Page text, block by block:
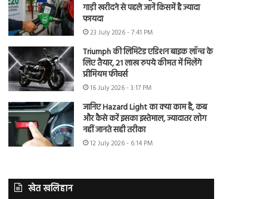
गाड़ी खरीदने से पहले जानें किसमें है ज्यादा
फायदा
23 July 2026 - 7:41 PM
Triumph की लिमिटेड एडिशन बाइक लॉन्च के
लिए तैयार, 21 लाख रुपये कीमत में मिलेंगे
प्रीमियम फीचर्स
16 July 2026 - 3:17 PM
जानिए Hazard Light का क्या काम है, कब
और कैसे करें इसका इस्तेमाल, ज्यादातर लोग
नहीं जानते सही तरीका
12 July 2026 - 6:14 PM
खेत खलिहान